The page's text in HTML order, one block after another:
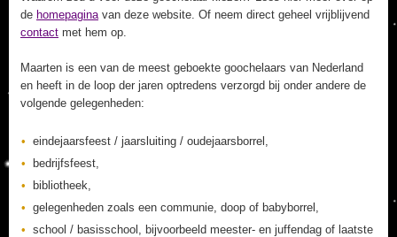
de homepaginavan deze website. Of neem direct geheel vrijblijvend
contact met hem op.
Maarten is een van de meest geboekte goochelaars van Nederland
en heeft in de loop der jaren optredens verzorgd bij onder andere de
volgende gelegenheden:
eindejaarsfeest / jaarsluiting / oudejaarsborrel,
bedrijfsfeest,
bibliotheek,
gelegenheden zoals een communie, doop of babyborrel,
school / basisschool, bijvoorbeeld meester- en juffendag of laatste